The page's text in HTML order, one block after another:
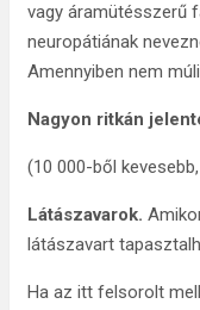
vagy áramütésszerű
neuropátiának
Amennyiben nem
Nagyon ritkán
(10 000-ből
Látászavarok.
látászavart
Ha az itt felsorolt